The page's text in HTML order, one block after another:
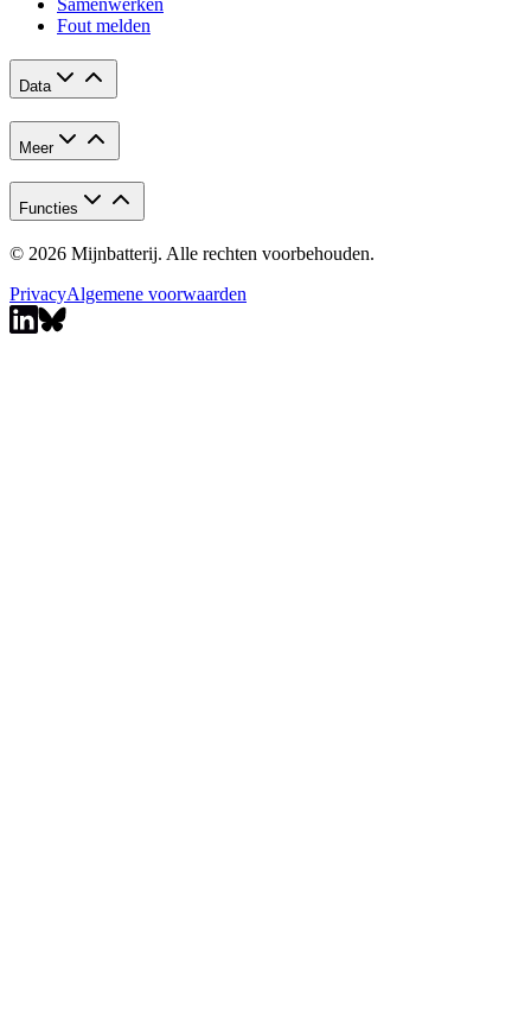
Samenwerken
Fout melden
Data
Meer
Functies
© 2026 Mijnbatterij. Alle rechten voorbehouden.
PrivacyAlgemene voorwaarden